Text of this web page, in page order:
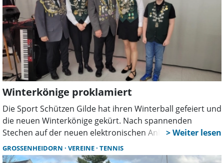
Winterkönige proklamiert
Die Sport Schützen Gilde hat ihren Winterball gefeiert und
die neuen Winterkönige gekürt. Nach spannenden
Stechen auf der neuen elektronischen Anlage wurden
Vereinsmeister ausgezeichnet und zahlreiche Titel
vergeben, bevor bis in die Nacht gefeiert wurde.
GROSSENHEIDORN VEREINE TENNIS